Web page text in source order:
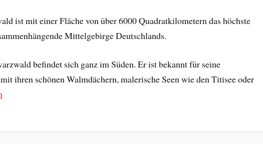
ist mit einer Fläche von über 6000 Quadratkilometern das höchste
Mittelgebirge Deutschlands.
befindet sich ganz im Süden. Er ist bekannt für seine
ihren schönen Walmdächern, malerische Seen wie den Titisee oder